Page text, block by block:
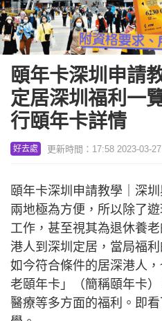
頤年卡深圳申請
定居深圳福利一
行頤年卡詳情
好去處 更新時間：17:58 2023-03-
頤年卡深圳申請教學｜深
兩地極為方便，所以除了
工作，甚至視其為退休養
港人到深圳定居，當局福
如今符合條件的居深港人
老頤年卡」（簡稱頤年卡
醫療等多方面的福利。即